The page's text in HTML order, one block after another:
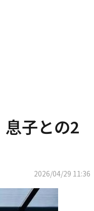
息子との2
2026/04/29 11:36